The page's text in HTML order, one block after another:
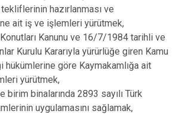
hazırlanması ve
ait iş ve işlemleri yürütmek,
Kanunu ve 16/7/1984 tarihli ve
Kurulu Kararıyla yürürlüğe giren Kamu
hükümlerine göre Kaymakamlığa ait
yürütmek,
birim binalarında 2893 sayılı Türk
uygulamasını sağlamak,